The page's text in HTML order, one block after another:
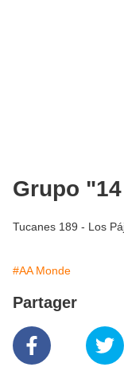
Grupo
Tucanes 189 - Los
#AA Monde
Partager